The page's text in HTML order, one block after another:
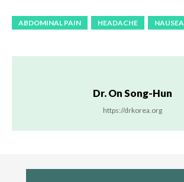
ABDOMINAL PAIN HEADACHE NAUSEA
Dr. On Song-Hun
https://drkorea.org